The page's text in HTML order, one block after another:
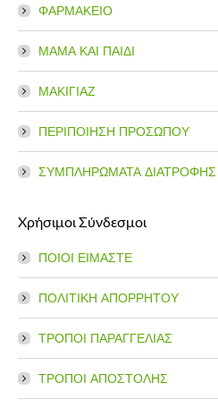
ΦΑΡΜΑΚΕΙΟ
ΜΑΜΑ ΚΑΙ ΠΑΙΔΙ
ΜΑΚΙΓΙΑΖ
ΠΕΡΙΠΟΙΗΣΗ ΠΡΟΣΩΠΟΥ
ΣΥΜΠΛΗΡΩΜΑΤΑ ΔΙΑΤΡΟΦΗΣ
Χρήσιμοι Σύνδεσμοι
ΠΟΙΟΙ ΕΙΜΑΣΤΕ
ΠΟΛΙΤΙΚΗ ΑΠΟΡΡΗΤΟΥ
ΤΡΟΠΟΙ ΠΑΡΑΓΓΕΛΙΑΣ
ΤΡΟΠΟΙ ΑΠΟΣΤΟΛΗΣ